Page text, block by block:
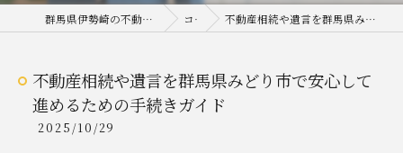
群馬県伊勢崎の不動産売却なら株式会社ベルシード コラム 不動産相続や遺言を群馬県みどり市で安心して進めるための手続きガイド
不動産相続や遺言を群馬県みどり市で安心して
進めるための手続きガイド
2025/10/29